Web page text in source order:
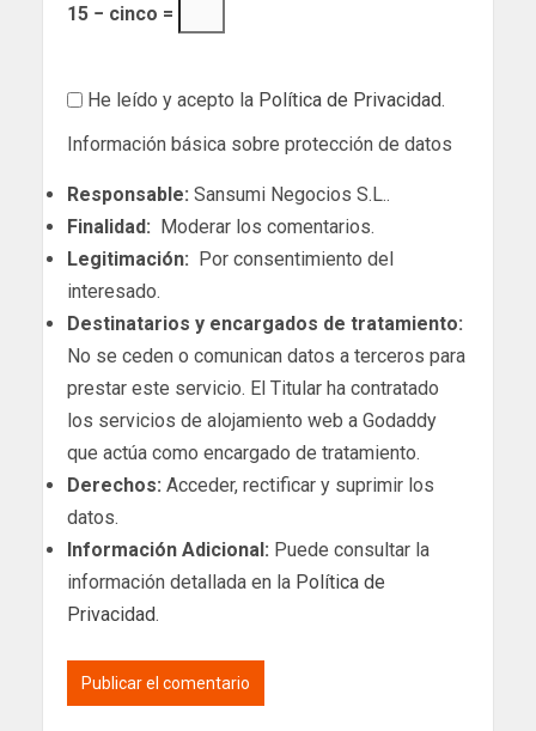
15 − cinco =
He leído y acepto la Política de Privacidad.
Información básica sobre protección de datos
Responsable: Sansumi Negocios S.L..
Finalidad: Moderar los comentarios.
Legitimación: Por consentimiento del
interesado.
Destinatarios y encargados de tratamiento:
No se ceden o comunican datos a terceros para
prestar este servicio. El Titular ha contratado
los servicios de alojamiento web a Godaddy
que actúa como encargado de tratamiento.
Derechos: Acceder, rectificar y suprimir los
datos.
Información Adicional: Puede consultar la
información detallada en la Política de
Privacidad.